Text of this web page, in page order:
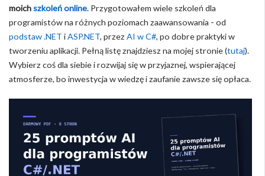
moichszkoleń online. Przygotowałem wiele szkoleń dla
programistów na różnych poziomach zaawansowania - od
podstaw .NET iASP.NET, przez AI w C#, po dobre praktyki w
tworzeniu aplikacji. Pełną listę znajdziesz na mojej stronie (tutaj).
Wybierz coś dla siebie i rozwijaj się w przyjaznej, wspierającej
atmosferze, bo inwestycja w wiedzę i zaufanie zawsze się opłaca.